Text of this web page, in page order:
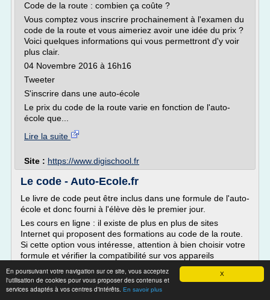
X
En poursuivant votre navigation sur ce site, vous acceptez
l'utilisation de cookies pour vous proposer des contenus et
services adaptés à vos centres d'intérêts. En savoir plus
Code de la route : combien ça coûte ?
Vous comptez vous inscrire prochainement à l'examen du
code de la route et vous aimeriez avoir une idée du prix ?
Voici quelques informations qui vous permettront d'y voir
plus clair.
04 Novembre 2016 à 16h16
Tweeter
S'inscrire dans une auto-école
Le prix du code de la route varie en fonction de l'auto-
école que...
Lire la suite
Site : https://www.digischool.fr
Le code - Auto-Ecole.fr
Le livre de code peut être inclus dans une formule de l'auto-
école et donc fourni à l'élève dès le premier jour.
Les cours en ligne : il existe de plus en plus de sites
Internet qui proposent des formations au code de la route.
Si cette option vous intéresse, attention à bien choisir votre
formule et vérifier la compatibilité sur vos appareils
Lire la suite